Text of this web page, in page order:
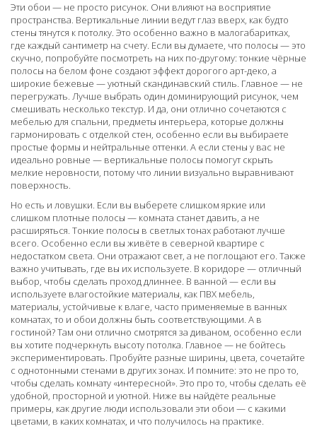
Эти обои — не просто рисунок. Они влияют на восприятие
пространства. Вертикальные линии ведут глаз вверх, как будто
стены тянутся к потолку. Это особенно важно в малогабаритках,
где каждый сантиметр на счету. Если вы думаете, что полосы — это
скучно, попробуйте посмотреть на них по-другому: тонкие чёрные
полосы на белом фоне создают эффект дорогого арт-деко, а
широкие бежевые — уютный скандинавский стиль. Главное — не
перегружать. Лучше выбрать один доминирующий рисунок, чем
смешивать несколько текстур. И да, они отлично сочетаются с
мебелью для спальни, предметы интерьера, которые должны
гармонировать с отделкой стен, особенно если вы выбираете
простые формы и нейтральные оттенки. А если стены у вас не
идеально ровные — вертикальные полосы помогут скрыть
мелкие неровности, потому что линии визуально выравнивают
поверхность.
Но есть и ловушки. Если вы выберете слишком яркие или
слишком плотные полосы — комната станет давить, а не
расширяться. Тонкие полосы в светлых тонах работают лучше
всего. Особенно если вы живёте в северной квартире с
недостатком света. Они отражают свет, а не поглощают его. Также
важно учитывать, где вы их используете. В коридоре — отличный
выбор, чтобы сделать проход длиннее. В ванной — если вы
используете влагостойкие материалы, как ПВХ мебель,
материалы, устойчивые к влаге, часто применяемые в ванных
комнатах, то и обои должны быть соответствующими. А в
гостиной? Там они отлично смотрятся за диваном, особенно если
вы хотите подчеркнуть высоту потолка. Главное — не бойтесь
экспериментировать. Пробуйте разные ширины, цвета, сочетайте
с однотонными стенами в других зонах. И помните: это не про то,
чтобы сделать комнату «интересной». Это про то, чтобы сделать её
удобной, просторной и уютной. Ниже вы найдёте реальные
примеры, как другие люди использовали эти обои — с какими
цветами, в каких комнатах, и что получилось на практике.